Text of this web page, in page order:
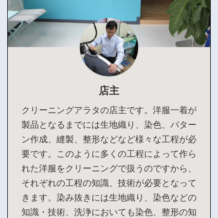
店主
クリーニングアラタの店主です。洋服一着が
製品となるまでには生地織り、染色、パター
ン作成、縫製、整形などなど様々な工程が必
要です。このように多くの工程によって作ら
れた洋服をクリーニングで扱うのですから、
それぞれの工程の知識、技術が必要となって
きます。染み抜きには生地織り、染色などの
知識・技術、洗浄においても染色、整形の知